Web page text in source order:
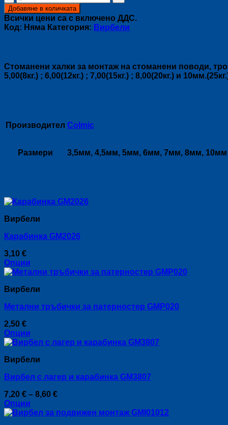
за
Халкички
GM6008
Добавяне в количката
Всички цени са с включено ДДС.
Код: Няма Категория: Вирбели
Стоманени халки за монтаж на стоманени поводи,
5,00(8кг.) ; 6,00(12кг.) ; 7,00(15кг.) ; 8,00(20кг.) и
Производител Colmic
Размери 3,5мм, 4,5мм, 5мм, 6мм, 7мм, 8мм, 10мм
Вирбели
Карабинка GM2026
3,10 €
Опции
This
has
variants.
options
may
be
on
the
product
page
Вирбели
Метални тръбички за патерностер GMP020
2,50 €
Опции
This
has
variants.
options
may
be
Вирбели
Вирбел с лагер и карабинка GM3807
7,20 € – 8,60 €Price
7,20 €
Опции
This